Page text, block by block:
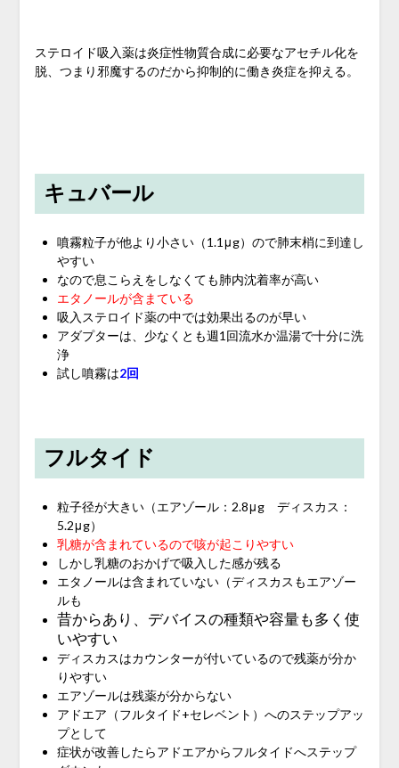
ステロイド吸入薬は炎症性物質合成に必要なアセチル化を
脱、つまり邪魔するのだから抑制的に働き炎症を抑える。
キュバール
噴霧粒子が他より小さい（1.1μg）ので肺末梢に到達し
やすい
なので息こらえをしなくても肺内沈着率が高い
エタノールが含まている
吸入ステロイド薬の中では効果出るのが早い
アダプターは、少なくとも週1回流水か温湯で十分に洗
浄
試し噴霧は2回
フルタイド
粒子径が大きい（エアゾール：2.8μg ディスカス：
5.2μg）
乳糖が含まれているので咳が起こりやすい
しかし乳糖のおかげで吸入した感が残る
エタノールは含まれていない（ディスカスもエアゾー
ルも
昔からあり、デバイスの種類や容量も多く使
いやすい
ディスカスはカウンターが付いているので残薬が分か
りやすい
エアゾールは残薬が分からない
アドエア（フルタイド+セレベント）へのステップアッ
プとして
症状が改善したらアドエアからフルタイドへステップ